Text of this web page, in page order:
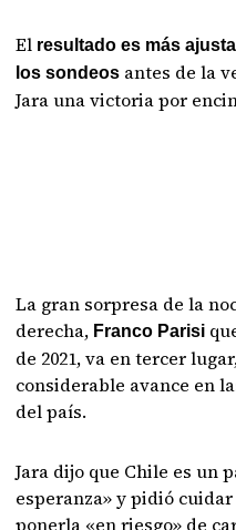
El resultado es más
los sondeos antes de la
Jara una victoria por
La gran sorpresa de la
derecha, Franco Parisi
de 2021, va en tercer
considerable avance en
del país.
Jara dijo que Chile es un
esperanza» y pidió
ponerla «en riesgo» de